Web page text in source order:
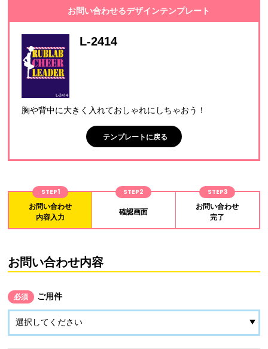
お問い合わせるデザインテンプレート
L-2414
胸や背中に大きく入れておしゃれにしちゃおう！
テンプレートに戻る
STEP1
お問い合わせ
内容入力
STEP2
確認画面
STEP3
お問い合わせ
完了
お問い合わせ内容
必須 ご用件